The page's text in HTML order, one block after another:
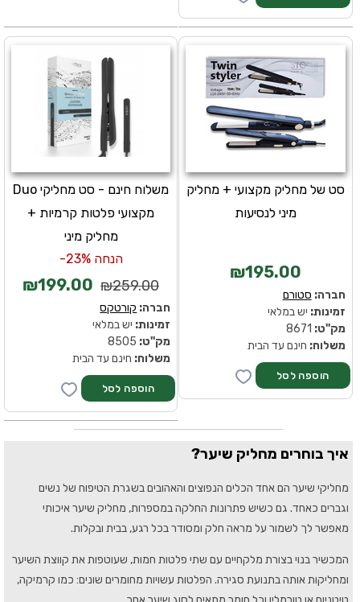
משלוח חינם - סט מחליקי Duo
מקצועי פלטות קרמיות +
מחליק מיני
הנחה 23%-
₪259.00
₪199.00
חברה: קורטקס
זמינות: יש במלאי
מק''ט:
משלוח: חינם עד הבית
סט של מחליק מקצועי + מחליק
מיני לנסיעות
₪195.00
חברה: סטורם
זמינות: יש במלאי
מק''ט:
משלוח: חינם עד הבית
איך בוחרים מחליק שיער?
מחליקי שיער הם אחד הכלים הנפוצים והאהובים בשגרת הטיפוח של נשים
וגברים כאחד. גם כשיש פתרונות החלקה במספרות, מחליק שיער איכותי
מאפשר לך לשמור על מראה חלק ומסודר בכל רגע, בבית ובקלות.
המכשיר בנוי בצורת מלקחיים עם שתי פלטות חמות, שעוטפות את קווצת השיער
ומחליקות אותה בתנועת סגירה. הפלטות עשויות מחומרים שונים: כמו קרמיקה,